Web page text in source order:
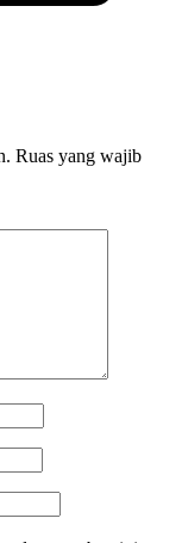
Ruas yang wajib